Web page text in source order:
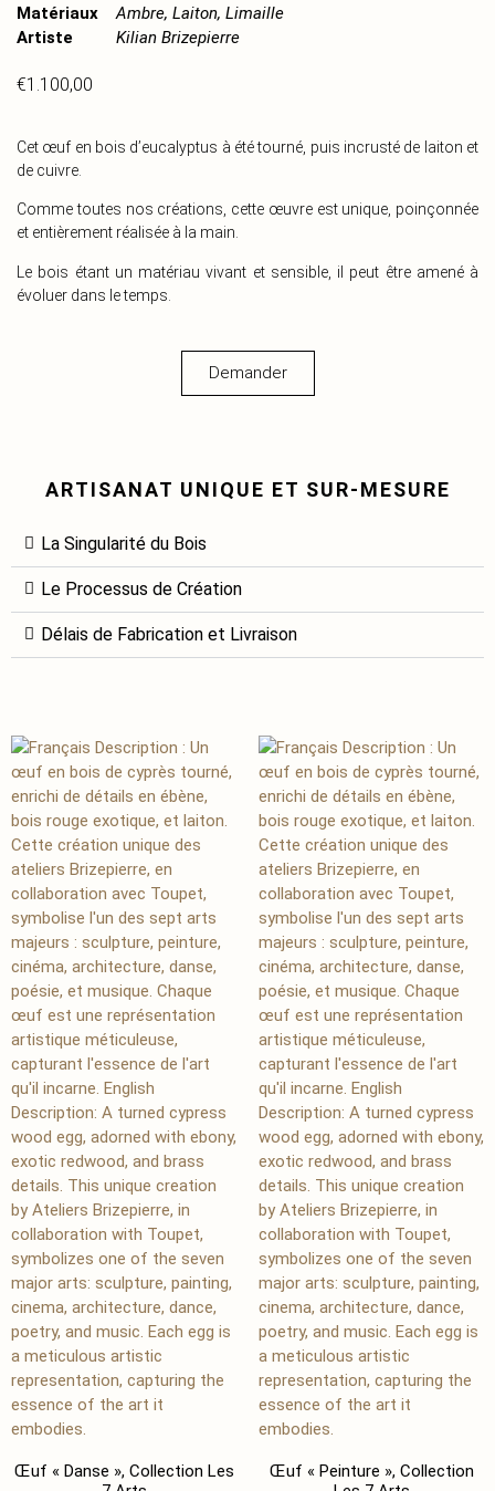
Matériaux
Ambre, Laiton, Limaille
Artiste
Kilian Brizepierre
€1.100,00
Cet œuf en bois d’eucalyptus à été tourné, puis incrusté de laiton et
de cuivre.
Comme toutes nos créations, cette œuvre est unique, poinçonnée
et entièrement réalisée à la main.
Le bois étant un matériau vivant et sensible, il peut être amené à
évoluer dans le temps.
Demander
ARTISANAT UNIQUE ET SUR-MESURE
La Singularité du Bois
Le Processus de Création
Délais de Fabrication et Livraison
Œuf « Danse », Collection Les
Œuf « Peinture », Collection